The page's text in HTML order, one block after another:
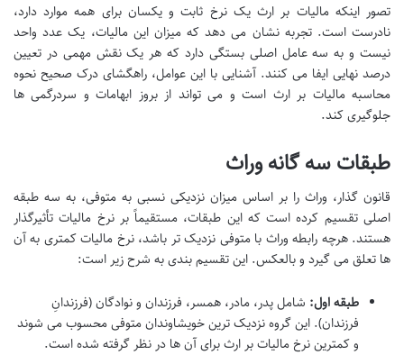
تصور اینکه مالیات بر ارث یک نرخ ثابت و یکسان برای همه موارد دارد،
نادرست است. تجربه نشان می دهد که میزان این مالیات، یک عدد واحد
نیست و به سه عامل اصلی بستگی دارد که هر یک نقش مهمی در تعیین
درصد نهایی ایفا می کنند. آشنایی با این عوامل، راهگشای درک صحیح نحوه
محاسبه مالیات بر ارث است و می تواند از بروز ابهامات و سردرگمی ها
جلوگیری کند.
طبقات سه گانه وراث
قانون گذار، وراث را بر اساس میزان نزدیکی نسبی به متوفی، به سه طبقه
اصلی تقسیم کرده است که این طبقات، مستقیماً بر نرخ مالیات تأثیرگذار
هستند. هرچه رابطه وراث با متوفی نزدیک تر باشد، نرخ مالیات کمتری به آن
ها تعلق می گیرد و بالعکس. این تقسیم بندی به شرح زیر است:
طبقه اول: شامل پدر، مادر، همسر، فرزندان و نوادگان (فرزندانِ
فرزندان). این گروه نزدیک ترین خویشاوندان متوفی محسوب می شوند
و کمترین نرخ مالیات بر ارث برای آن ها در نظر گرفته شده است.